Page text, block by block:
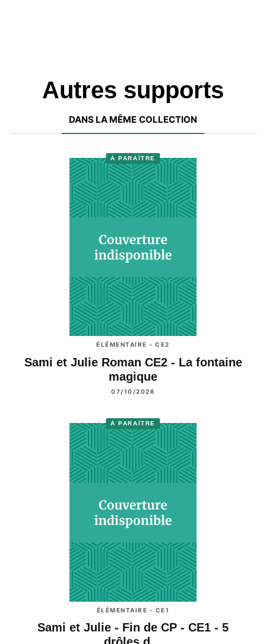
Autres supports
DANS LA MÊME COLLECTION
À PARAÎTRE
ÉLÉMENTAIRE - CE2
Sami et Julie Roman CE2 - La fontaine
magique
07/10/2026
À PARAÎTRE
ÉLÉMENTAIRE - CE1
Sami et Julie - Fin de CP - CE1 - 5